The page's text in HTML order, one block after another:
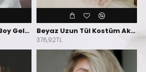
Beyaz Uzun Dirsek Boy Gelin Eldiveni Beyaz Uzun Tül Kostüm Aksesuarı Gelin Eldiveni
376,92TL